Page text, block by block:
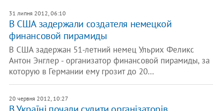
31 липня 2012, 06:10
В США задержали создателя немецкой
финансовой пирамиды
В США задержан 51-летний немец Ульрих Феликс
Антон Энглер - организатор финансовой пирамиды, за
которую в Германии ему грозит до 20…
20 червня 2012, 10:27